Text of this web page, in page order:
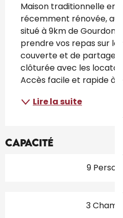
Maison traditionnelle en
récemment rénovée,
situé à 9km de Gourdon.
prendre vos repas sur
couverte et de partager
clôturée avec les
Accès facile et rapide à
Lire la suite
Capacité
9
3